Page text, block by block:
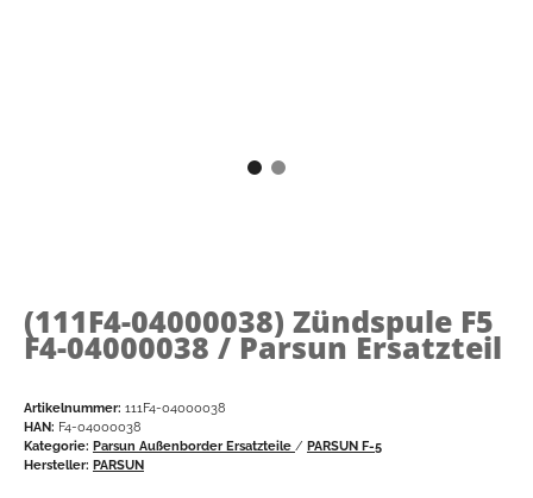
(111F4-04000038) Zündspule F5
F4-04000038 / Parsun Ersatzteil
Artikelnummer: 111F4-04000038
HAN: F4-04000038
Kategorie: Parsun Außenborder Ersatzteile / PARSUN F-5
Hersteller: PARSUN